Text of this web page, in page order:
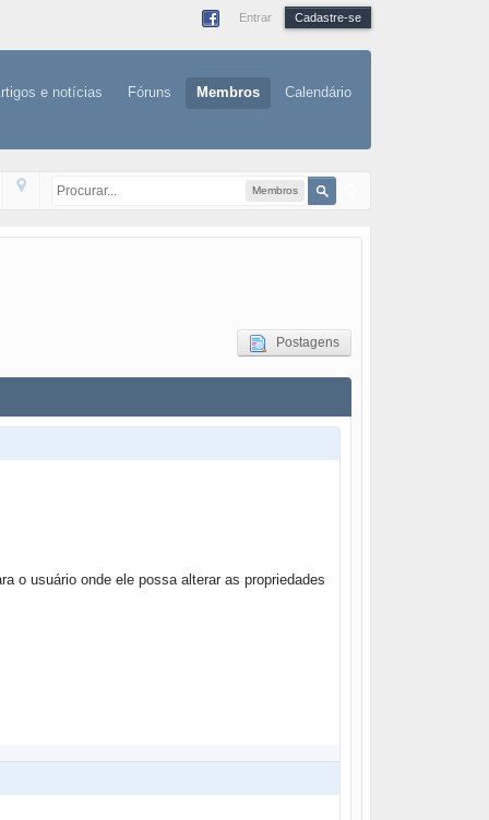
Entrar Cadastre-se
e notícias Fóruns Membros Calendário
Membros
Postagens
o usuário onde ele possa alterar as propriedades